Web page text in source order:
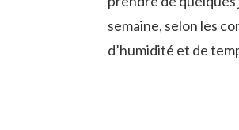
semaine, selon les
d’humidité et de